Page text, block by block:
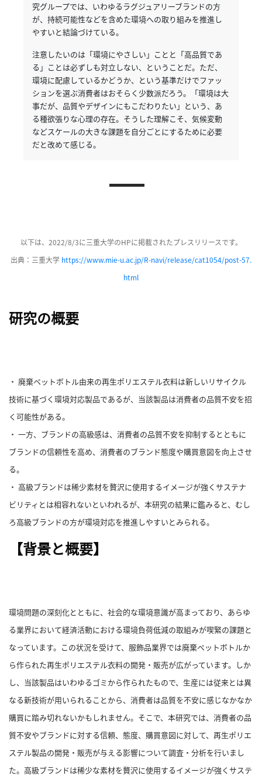
講
義
催/
ア
ー
カ
イ
ブ
一
一
覧
研
へ
esse-
sense
推
薦
コ
ン
会
社
要
プ
究グループでは、いわゆるラグジュアリーブランドの方
が、持続可能性などを含めた環境への取り組みを推進し
やすいと結論づけている。
注意したいのは「環境にやさしい」ことと「高品質であ
る」ことは必ずしも対立しない、ということだ。 ただ、
環境に配慮しているかどうか、という基準だけでファッ
ションを選ぶ消費者はおそらく少数派だろう。
「環境は大
事だが、品質やデザインにもこだわりたい」という、あ
る種欲張りな心理の存在。 そうした理解こそ、気候変動
などスケールの大きな課題を自分ごとにするために必要
だと改めて感じる。
以下は、2022/8/3に三重大学のHPに掲載されたプレスリリースです。
出典：三重大学 https://www.mie-u.ac.jp/R-navi/release/cat1054/post-57.
html
研究の概要
・ 廃棄ペットボトル由来の再生ポリエステル衣料は新しいリサイクル
技術に基づく環境対応製品であるが、当該製品は消費者の品質不安を招
く可能性がある。
・ 一方、ブランドの高級感は、消費者の品質不安を抑制するとともに
ブランドの信頼性を高め、消費者のブランド態度や購買意図を向上させ
る。
・ 高級ブランドは稀少素材を贅沢に使用するイメージが強くサステナ
ビリティとは相容れないといわれるが、本研究の結果に鑑みると、むし
ろ高級ブランドの方が環境対応を推進しやすいとみられる。
【背景と概要】
環境問題の深刻化とともに、社会的な環境意識が高まっており、あらゆ
る業界において経済活動における環境負荷低減の取組みが喫緊の課題と
なっています。 この状況を受けて、服飾品業界では廃棄ペットボトルか
ら作られた再生ポリエステル衣料の開発・販売が広がっています。 しか
し、当該製品はいわゆるゴミから作られたもので、生産には従来とは異
なる新技術が用いられることから、消費者は品質を不安に感じなかなか
購買に踏み切れないかもしれません。 そこで、本研究では、消費者の品
質不安やブランドに対する信頼、態度、購買意図に対して、再生ポリエ
ステル製品の開発・販売が与える影響について調査・分析を行いまし
た。 高級ブランドは稀少な素材を贅沢に使用するイメージが強くサステ